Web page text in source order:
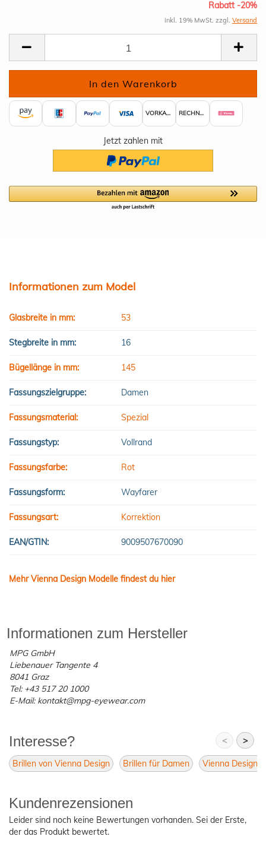
Rabatt -20%
inkl. 19% MwSt. zzgl. Versand
VORKASSE RECHNUNG
Jetzt zahlen mit
Informationen zum Model
Glasbreite in mm: 53
Stegbreite in mm: 16
Bügellänge in mm: 145
Fassungszielgruppe: Damen
Fassungsmaterial: Spezial
Fassungstyp: Vollrand
Fassungsfarbe: Rot
Fassungsform: Wayfarer
Fassungsart: Korrektion
EAN/GTIN: 9009507670090
Mehr Vienna Design Modelle findest du hier
Informationen zum Hersteller
MPG GmbH
Liebenauer Tangente 4
8041 Graz
Tel: +43 517 20 1000
E-Mail: kontakt@mpg-eyewear.com
Interesse? < >
Brillen von Vienna Design Brillen für Damen Vienna Design
Kundenrezensionen
Leider sind noch keine Bewertungen vorhanden. Sei der Erste,
der das Produkt bewertet.